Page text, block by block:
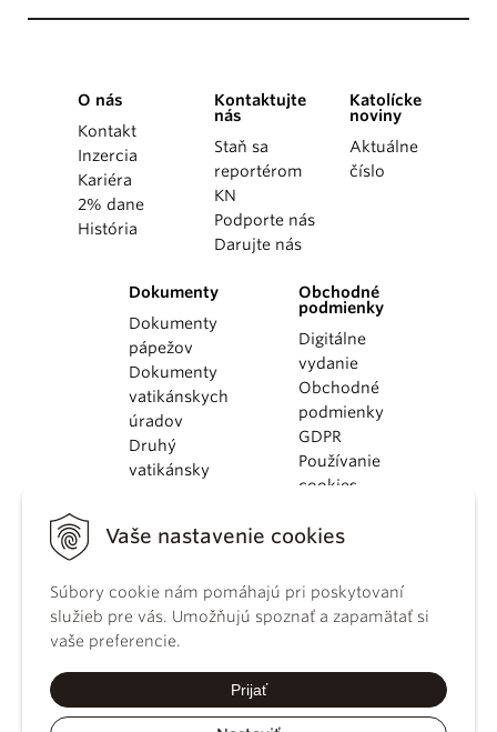
Vaše nastavenie cookies
Súbory cookie nám pomáhajú pri poskytovaní
služieb pre vás. Umožňujú spoznať a zapamätať si
vaše preferencie.
Prijať
O nás
Kontakt
Inzercia
Kariéra
2% dane
História
Kontaktujte
nás
Staň sa
reportérom
KN
Podporte nás
Darujte nás
Katolícke
noviny
Aktuálne
číslo
Dokumenty
Dokumenty
pápežov
Dokumenty
vatikánskych
úradov
Druhý
vatikánsky
KBS
kánonického
práva
Katechizmus
Obchodné
podmienky
Digitálne
vydanie
Obchodné
podmienky
GDPR
Používanie
cookies